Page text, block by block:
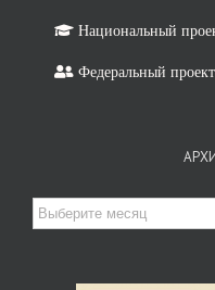
Национальный
Федеральный
Архив
новостей